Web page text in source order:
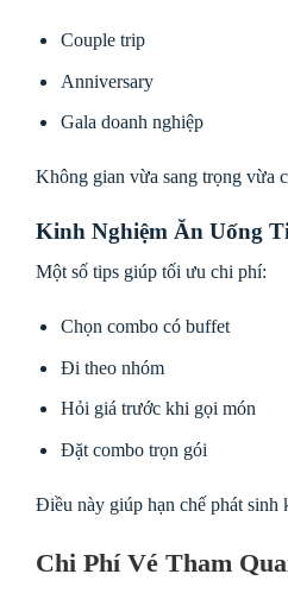
Couple trip
Anniversary
Gala doanh nghiệp
Không gian vừa sang trọng vừa
Kinh Nghiệm Ăn Uống
Một số tips giúp tối ưu chi phí:
Chọn combo có buffet
Đi theo nhóm
Hỏi giá trước khi gọi món
Đặt combo trọn gói
Điều này giúp hạn chế phát sinh
Chi Phí Vé Tham